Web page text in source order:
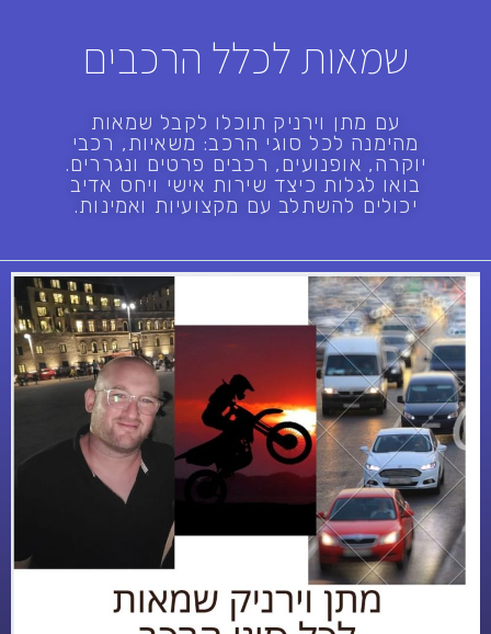
שמאות לכלל הרכבים
עם מתן וירניק תוכלו לקבל שמאות
מהימנה לכל סוגי הרכב: משאיות, רכבי
יוקרה, אופנועים, רכבים פרטים ונגררים.
בואו לגלות כיצד שירות אישי ויחס אדיב
יכולים להשתלב עם מקצועיות ואמינות.